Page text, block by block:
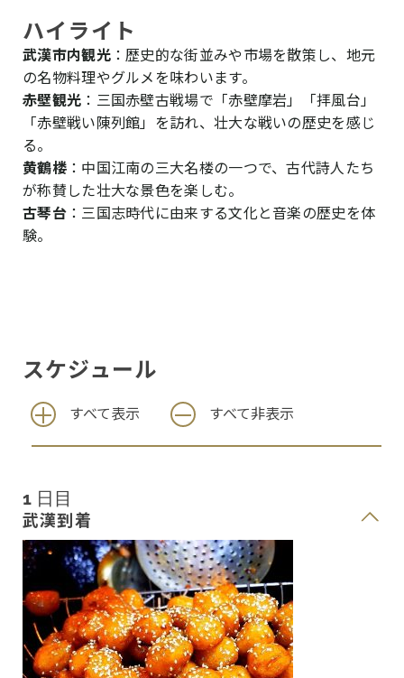
ハイライト
武漢市内観光：歴史的な街並みや市場を散策し、地元
の名物料理やグルメを味わいます。
赤壁観光 ：三国赤壁古戦場で「赤壁摩岩」「拝風台」
「赤壁戦い陳列館」を訪れ、壮大な戦いの歴史を感じ
る。
黄鶴楼：中国江南の三大名楼の一つで、古代詩人たち
が称賛した壮大な景色を楽しむ。
古琴台：三国志時代に由来する文化と音楽の歴史を体
験。
スケジュール
すべて表示 すべて非表示
1 日目
武漢到着